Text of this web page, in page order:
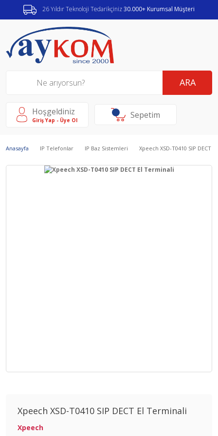
26 Yıldır Teknoloji Tedarikçiniz30.000+ Kurumsal Müşteri
ARA
Hoşgeldiniz
Giriş Yap - Üye Ol Sepetim
Anasayfa IP Telefonlar IP Baz Sistemleri Xpeech XSD-T0410 SIP DECT
Xpeech XSD-T0410 SIP DECT El Terminali
Xpeech